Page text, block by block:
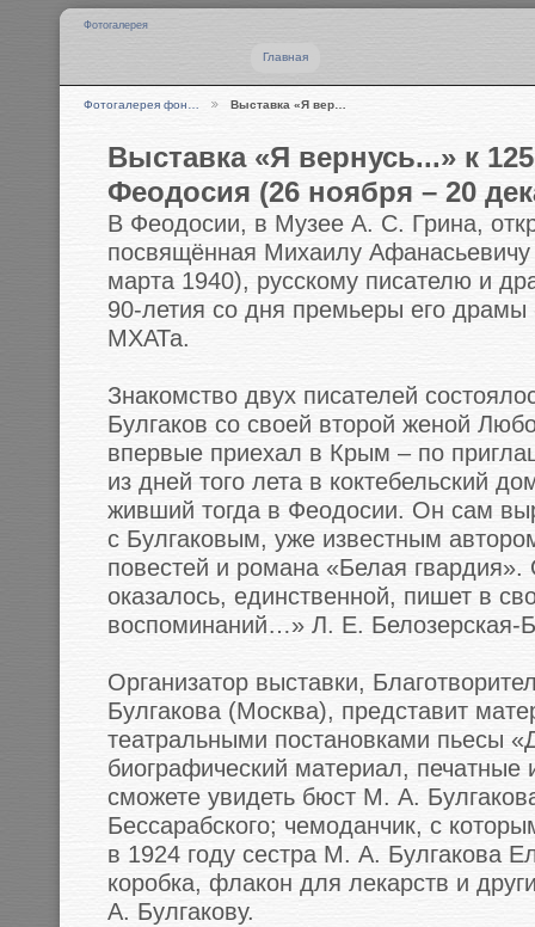
Фотогалерея
Главная
Фотогалерея фон… Выставка «Я вер…
Выставка «Я вернусь...» к
Феодосия (26 ноября – 20
В Феодосии, в Музее А. С. Грина,
посвящённая Михаилу
марта 1940), русскому писателю и
90-летия со дня премьеры его
МХАТа.
Знакомство двух писателей
Булгаков со своей второй женой
впервые приехал в Крым – по
из дней того лета в коктебельский
живший тогда в Феодосии. Он сам
с Булгаковым, уже известным
повестей и романа «Белая гвардия».
оказалось, единственной, пишет в
воспоминаний…» Л. Е. Белозерская-
Организатор выставки,
Булгакова (Москва), представит
театральными постановками пьесы
биографический материал,
сможете увидеть бюст М. А.
Бессарабского; чемоданчик, с
в 1924 году сестра М. А. Булгакова
коробка, флакон для лекарств и
А. Булгакову.